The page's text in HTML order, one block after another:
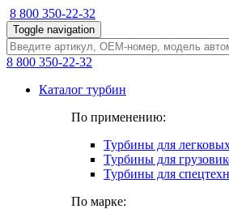
8 800 350-22-32
Toggle navigation
8 800 350-22-32
Каталог турбин
По применению:
Турбины для
Турбины для
Турбины для
По марке: